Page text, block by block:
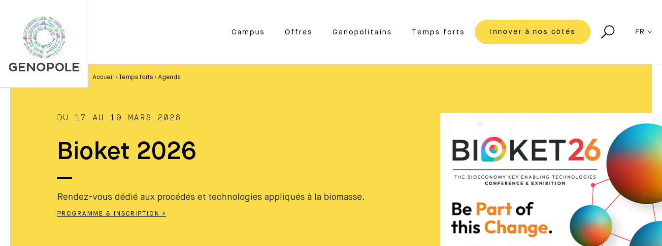
Campus Offres Genopolitains Temps forts Innover à nos côtés FR
Accueil • Temps forts • Agenda
DU 17 AU 19 MARS 2026
Bioket 2026
Rendez-vous dédié aux procédés et technologies appliqués à la biomasse.
PROGRAMME & INSCRIPTION >